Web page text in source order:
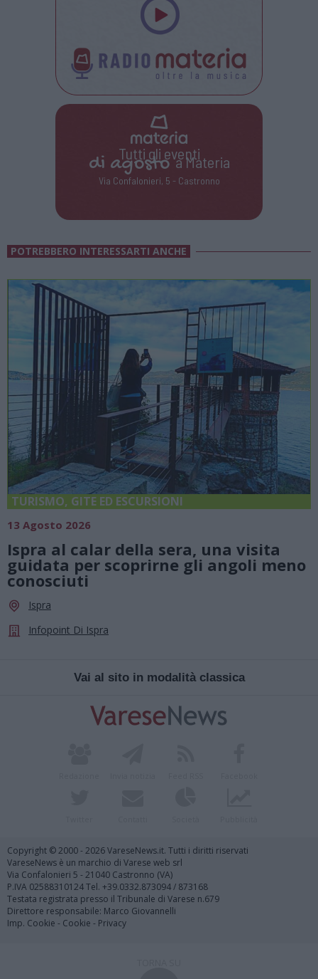
Tutti gli eventi
di agostoa Materia
Via Confalonieri, 5 - Castronno
POTREBBERO INTERESSARTI ANCHE
TURISMO, GITE ED ESCURSIONI
13 Agosto 2026
Ispra al calar della sera, una visita
guidata per scoprirne gli angoli meno
conosciuti
Ispra
Infopoint Di Ispra
Vai al sito in modalità classica
Copyright © 2000 - 2026 VareseNews.it. Tutti i diritti riservati
VareseNews è un marchio di Varese web srl
Via Confalonieri 5 - 21040 Castronno (VA)
P.IVA 02588310124 Tel. +39.0332.873094 / 873168
Testata registrata presso il Tribunale di Varese n.679
Direttore responsabile: Marco Giovannelli
Imp. Cookie - Cookie - Privacy